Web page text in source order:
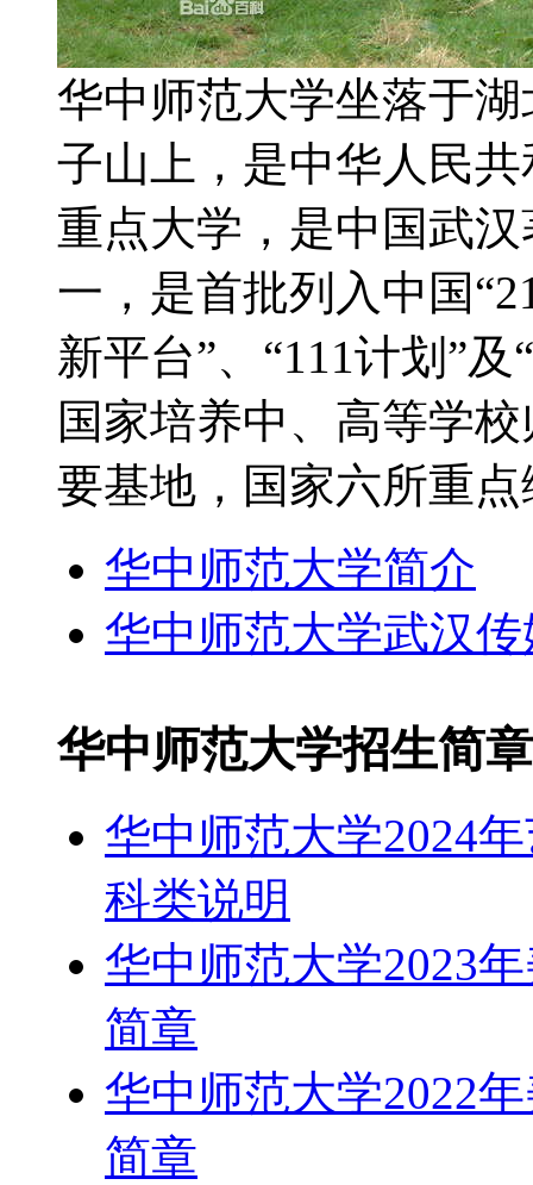
华中师范大学坐落于
子山上，是中华人民
重点大学，是中国武
一，是首批列入中国
新平台”、“111计划”
国家培养中、高等学
要基地，国家六所重
华中师范大学简介
华中师范大学武汉
华中师范大学招生简章
华中师范大学2024
科类说明
华中师范大学2023
简章
华中师范大学2022
简章